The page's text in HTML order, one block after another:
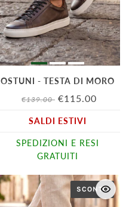
OSTUNI - TESTA DI MORO
€139.00 €115.00
SALDI ESTIVI
SPEDIZIONI E RESI
GRATUITI
SCONTO